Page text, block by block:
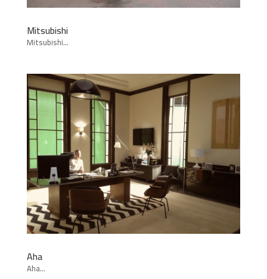
Mitsubishi
Mitsubishi...
Aha
Aha...